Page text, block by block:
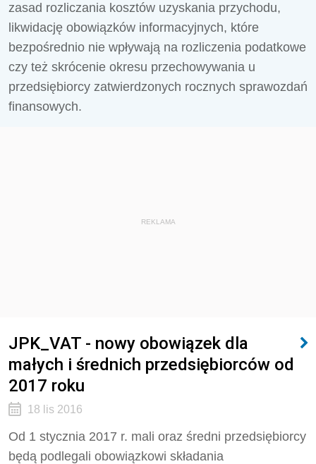
zasad rozliczania kosztów uzyskania przychodu,
likwidację obowiązków informacyjnych, które
bezpośrednio nie wpływają na rozliczenia podatkowe
czy też skrócenie okresu przechowywania u
przedsiębiorcy zatwierdzonych rocznych sprawozdań
finansowych.
REKLAMA
JPK_VAT - nowy obowiązek dla
małych i średnich przedsiębiorców od
2017 roku
18 lis 2016
Od 1 stycznia 2017 r. mali oraz średni przedsiębiorcy
będą podlegali obowiązkowi składania